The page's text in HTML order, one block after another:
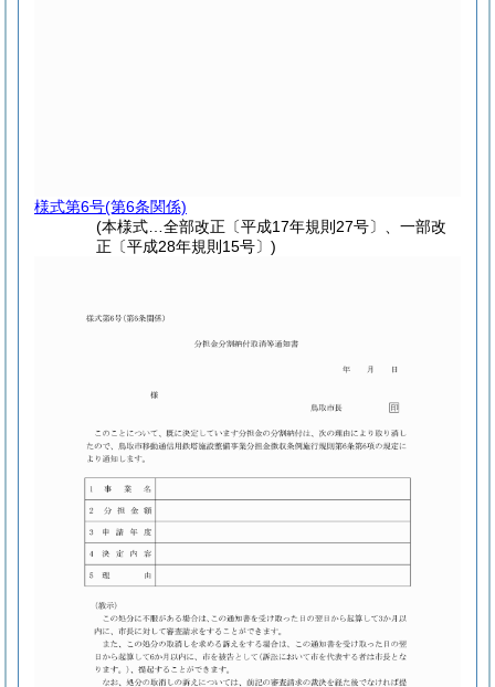
様式第6号(第6条関係)
(本様式…全部改正〔平成17年規則27号〕、一部改
正〔平成28年規則15号〕)